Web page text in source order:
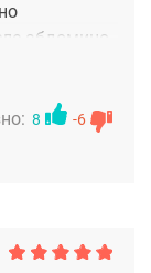
абдомино,
точнее его
только с
8 -6